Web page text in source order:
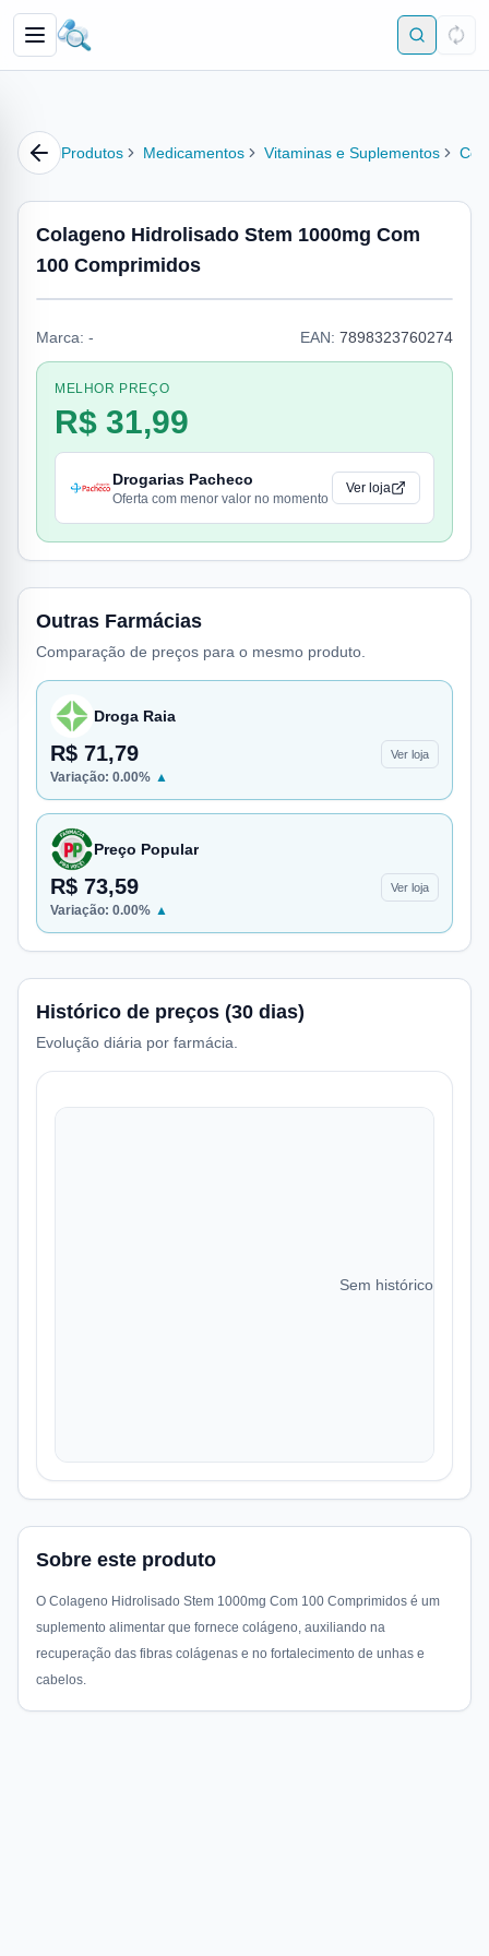
Produtos Medicamentos Vitaminas e Suplementos
Colageno Hidrolisado Stem 1000mg Com
100 Comprimidos
Marca: - EAN: 7898323760274
MELHOR PREÇO
R$ 31,99
Drogarias Pacheco
Oferta com menor valor no momento
Ver loja
Outras Farmácias
Comparação de preços para o mesmo produto.
Droga Raia
R$ 71,79 Ver loja
Variação: 0.00% ▲
Preço Popular
R$ 73,59 Ver loja
Variação: 0.00% ▲
Histórico de preços (30 dias)
Evolução diária por farmácia.
Sem histórico de
Sobre este produto
O Colageno Hidrolisado Stem 1000mg Com 100 Comprimidos é um
suplemento alimentar que fornece colágeno, auxiliando na
recuperação das fibras colágenas e no fortalecimento de unhas e
cabelos.